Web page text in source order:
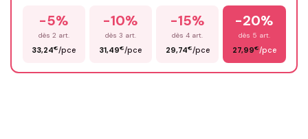
Prénom*
-5%
dès 2 art.
33,24€/pce
-10%
dès 3 art.
31,49€/pce
-15%
dès 4 art.
29,74€/pce
-20%
dès 5 art.
27,99€/pce